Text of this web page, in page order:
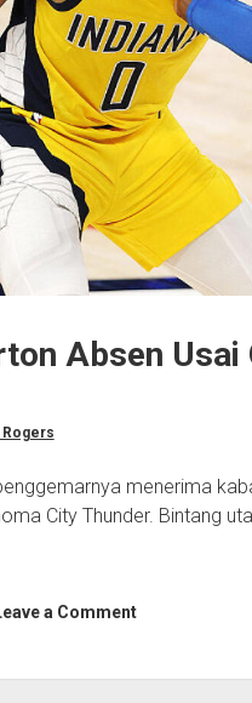
Absen Usai
Rogers
menerima
City Thunder. Bintang
a Comment